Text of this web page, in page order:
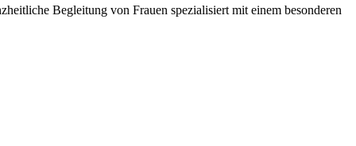
Begleitung von Frauen spezialisiert mit einem besonderen